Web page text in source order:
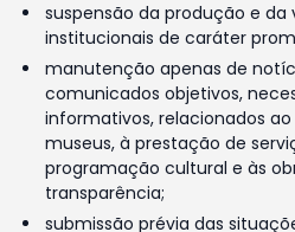
suspensão da produção e
institucionais de caráter
manutenção apenas de
comunicados objetivos,
informativos, relacionados
museus, à prestação de
programação cultural e às
transparência;
submissão prévia das